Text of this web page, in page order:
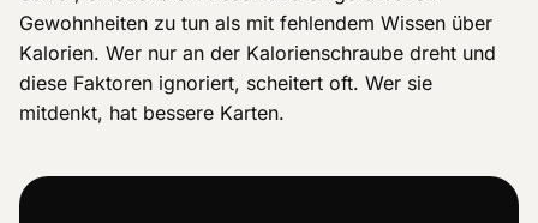
Gewohnheiten zu tun als mit fehlendem Wissen über
Kalorien. Wer nur an der Kalorienschraube dreht und
diese Faktoren ignoriert, scheitert oft. Wer sie
mitdenkt, hat bessere Karten.